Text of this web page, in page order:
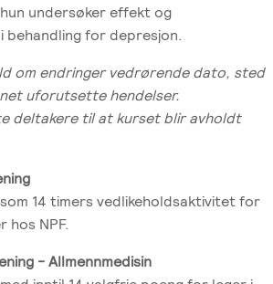
undersøker effekt og
behandling for depresjon.
om endringer vedrørende dato, sted
uforutsette hendelser.
deltakere til at kurset blir avholdt
14 timers vedlikeholdsaktivitet for
hos NPF.
- Allmennmedisin